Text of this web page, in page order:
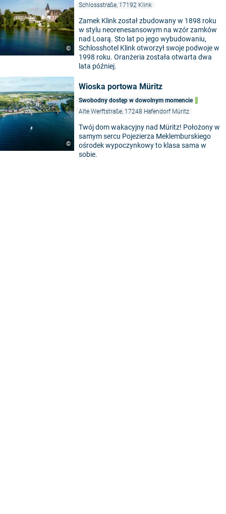
©
Schlossstraße, 17192 Klink
Zamek Klink został zbudowany w 1898 roku
w stylu neorenesansowym na wzór zamków
nad Loarą. Sto lat po jego wybudowaniu,
Schlosshotel Klink otworzył swoje podwoje w
1998 roku. Oranżeria została otwarta dwa
lata później.
©
Wioska portowa Müritz
Swobodny dostęp w dowolnym momencie
Alte Werftstraße, 17248 Hafendorf Müritz
Twój dom wakacyjny nad Müritz! Położony w
samym sercu Pojezierza Meklemburskiego
ośrodek wypoczynkowy to klasa sama w
sobie.